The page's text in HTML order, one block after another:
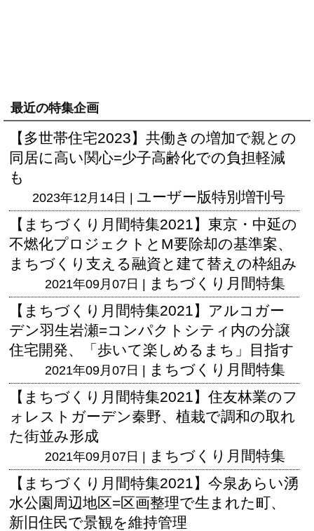
最近の特集企画
【多世帯住宅2023】共働きの増加で親との
同居に高い関心=少子高齢化での負担軽減
も
2023年12月14日 | ユーザー版特別増刊号
【まちづくり月間特集2021】東京・中延の
不燃化プロジェクトとM要除却の基準案、
まちづくり支える融資と建て替えの枠組み
2021年09月07日 | まちづくり月間特集
【まちづくり月間特集2021】アルコガー
デン羽生岩瀬=コンパクトシティ内の分譲
住宅開発、「歩いて楽しめるまち」目指す
2021年09月07日 | まちづくり月間特集
【まちづくり月間特集2021】住友林業のフ
ォレストガーデン秦野、植栽で調和の取れ
た街並み形成
2021年09月07日 | まちづくり月間特集
【まちづくり月間特集2021】今泉あらい湧
水公園周辺地区=区画整理で生まれた町、
新旧住民で景観を維持管理